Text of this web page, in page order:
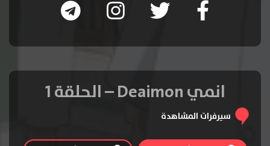
انمي Deaimon – الحلقة 1
سيرفرات المشاهدة